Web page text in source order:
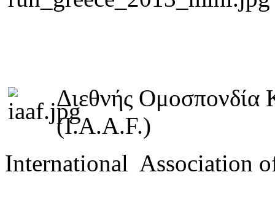
Διεθνής Ομοσπονδία
(I.A.A.F.)
International Association